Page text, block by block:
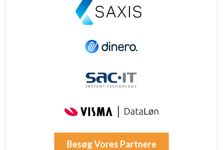
Besøg Vores Partnere